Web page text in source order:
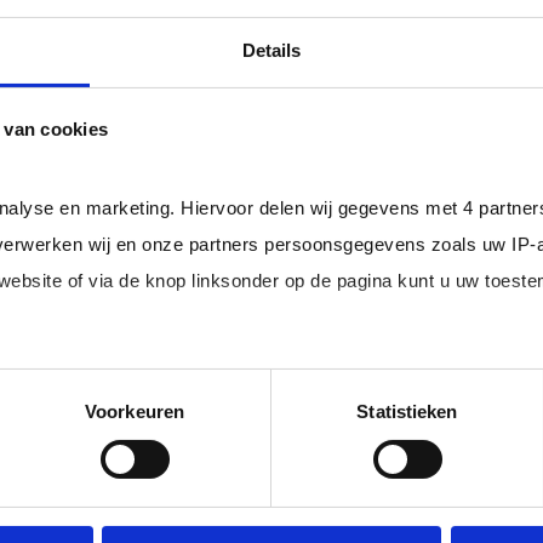
Details
cookies
en marketing. Hiervoor delen wij gegevens met 4
wij en onze partners persoonsgegevens zoals uw
of via de knop linksonder op de pagina kunt u uw
Voorkeuren Statistieken
dan het landelijke gemiddelde van ruim 20%
, zodat
in loondienst uit uw regio.
freelance
juiste kandidaten
No match? No pay!
als een
Ik
of
Je
krijgt